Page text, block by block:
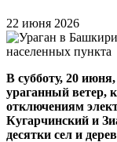
22 июня 2026
В субботу, 20
ураганный ветер,
отключениям
Кугарчинский и
десятки сел и